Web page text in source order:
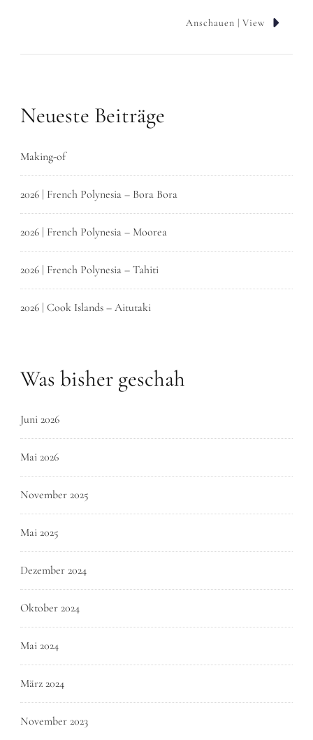
Anschauen | View
Neueste Beiträge
Making-of
2026 | French Polynesia – Bora Bora
2026 | French Polynesia – Moorea
2026 | French Polynesia – Tahiti
2026 | Cook Islands – Aitutaki
Was bisher geschah
Juni 2026
Mai 2026
November 2025
Mai 2025
Dezember 2024
Oktober 2024
Mai 2024
März 2024
November 2023